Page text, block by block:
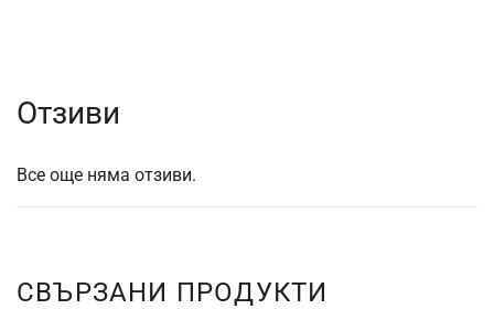
Отзиви
Все още няма отзиви.
СВЪРЗАНИ ПРОДУКТИ